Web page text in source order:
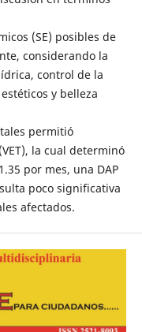
(SE) posibles de
considerando la
control de la
y belleza
permitió
la cual determinó
por mes, una DAP
poco significativa
afectados.